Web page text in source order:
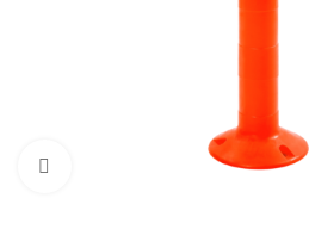
Нажмите, чтобы увеличить